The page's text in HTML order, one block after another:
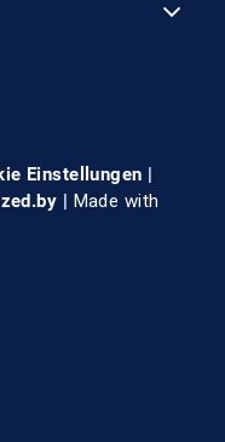
Einstellungen |
| Made with